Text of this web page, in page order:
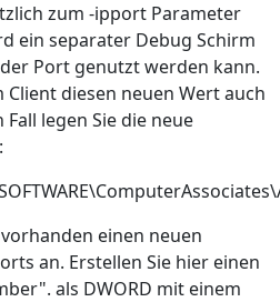
zum -ipport Parameter
ein separater Debug Schirm
Port genutzt werden kann.
Client diesen neuen Wert auch
legen Sie die neue
einen neuen
an. Erstellen Sie hier einen
als DWORD mit einem